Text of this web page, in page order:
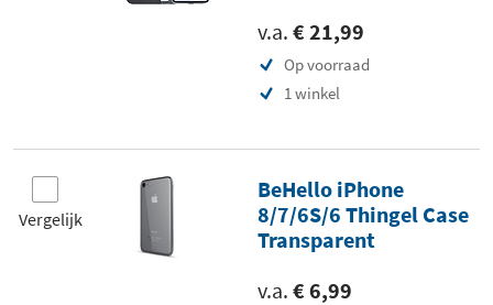
v.a. € 21,99
Op voorraad
1 winkel
Vergelijk
BeHello iPhone
8/7/6S/6 Thingel Case
Transparent
v.a. € 6,99